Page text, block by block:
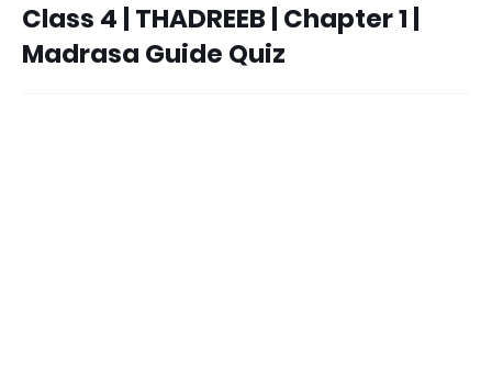
Class 4 | THADREEB | Chapter 1 |
Madrasa Guide Quiz